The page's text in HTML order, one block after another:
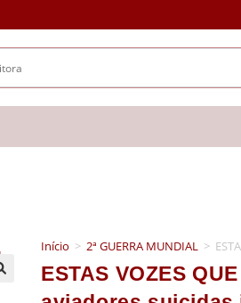
Início > 2ª GUERRA MUNDIAL >
ESTAS VOZES